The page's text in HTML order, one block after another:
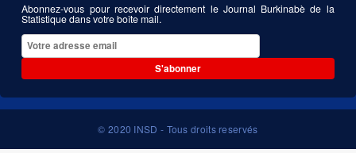
Abonnez-vous pour recevoir directement le Journal Burkinabè de la
Statistique dans votre boîte mail.
S'abonner
© 2020 INSD - Tous droits reservés